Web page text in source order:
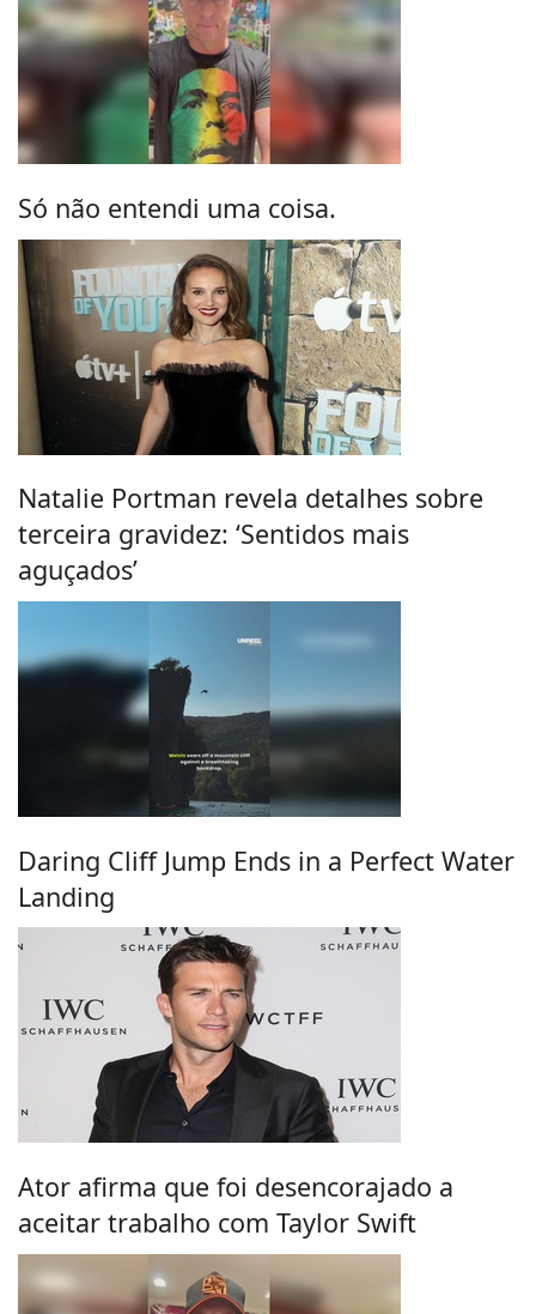
Só não entendi uma coisa.
Natalie Portman revela detalhes sobre
terceira gravidez: ‘Sentidos mais
aguçados’
Daring Cliff Jump Ends in a Perfect Water
Landing
Ator afirma que foi desencorajado a
aceitar trabalho com Taylor Swift